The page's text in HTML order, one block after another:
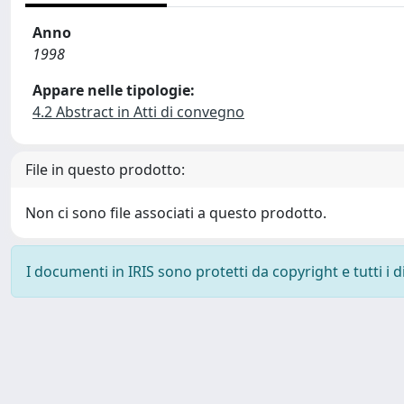
Anno
1998
Appare nelle tipologie:
4.2 Abstract in Atti di convegno
File in questo prodotto:
Non ci sono file associati a questo prodotto.
I documenti in IRIS sono protetti da copyright e tutti i